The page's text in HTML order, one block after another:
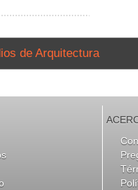
de Arquitectura